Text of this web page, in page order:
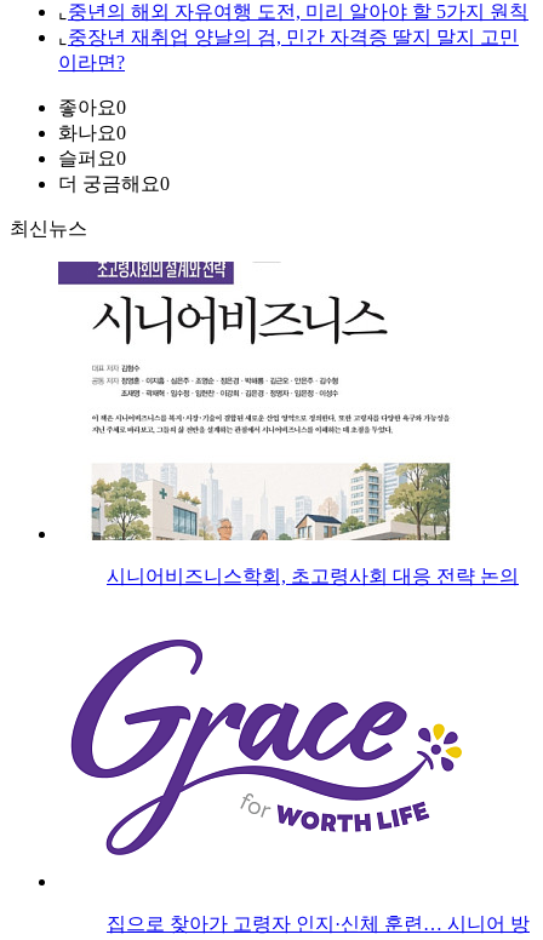
⌞ 중년의 해외 자유여행 도전, 미리 알아야 할 5가지 원칙
⌞ 중장년 재취업 양날의 검, 민간 자격증 딸지 말지 고민
이라면?
좋아요0
화나요0
슬퍼요0
더 궁금해요0
최신뉴스
시니어비즈니스학회, 초고령사회 대응 전략 논의
집으로 찾아가 고령자 인지·신체 훈련… 시니어 방